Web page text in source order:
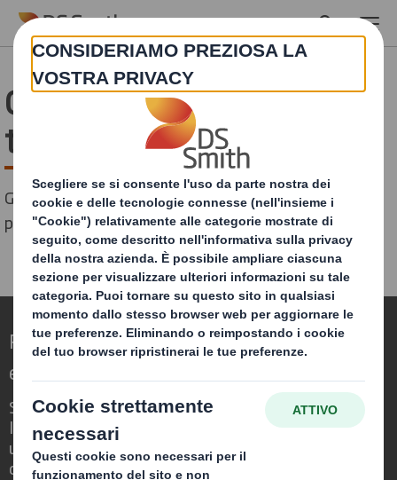
Skip to main content
Grazie per aver iniziato il
tuo viaggio
Grazie per averci contattato. Ti contatteremo a breve
per quanto riguarda la tua richiesta.
Ridefinire il packaging per un mondo in
evoluzione
Siamo differenti perché vediamo
l'opportunità per il packaging di svolgere
un ruolo importante nel mondo che ci
circonda.